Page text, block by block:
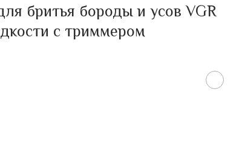
бритья бороды и усов VGR
с триммером